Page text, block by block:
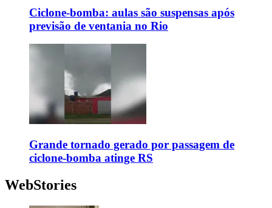
Ciclone-bomba: aulas são suspensas após
previsão de ventania no Rio
Grande tornado gerado por passagem de
ciclone-bomba atinge RS
WebStories